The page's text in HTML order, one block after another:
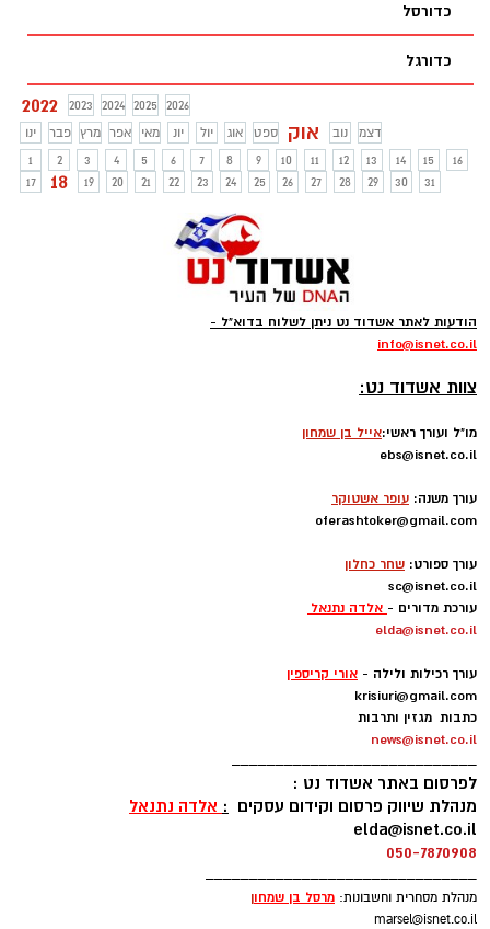
כדורסל
כדורגל
2022 2023 2024 2025
2026
ינו
פבר מרץ אפר מאי יונ יול אוג ספט אוק נוב
דצמ
1
2 3 4 5 6 7 8 9 10 11 12 13 14 15
16
17
18 19 20 21 22 23 24 25 26 27 28 29 30 31
הודעות לאתר אשדוד נט ניתן לשלוח בדוא"ל -
info@isnet.co.il
צוות אשדוד נט:
מו"ל ועורך ראשי:אייל בן שמחון
ebs@isnet.co.il
עורך משנה: עופר אשטוקר
oferashtoker@gmail.com
עורך ספורט: שחר כחלון
sc@isnet.co.il
עורכת מדורים - אלדה נתנאל
elda@isnet.co.il
עורך רכילות ולילה - אורי קריספין
krisiuri@gmail.com
כתבות מגזין ותרבות
news@isnet.co.il
____________________________
לפרסום באתר אשדוד נט :
מנהלת שיווק פרסום וקידום עסקים : אלדה נתנאל
elda@isnet.co.il
050-7870908
_______________________________
מנהלת מסחרית וחשבונות: מרסל בן שמחון
marsel@isnet.co.il